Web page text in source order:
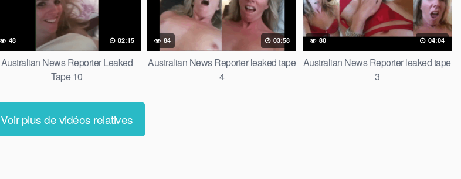
48 02:15
Australian News Reporter Leaked
Tape 10
84 03:58
Australian News Reporter leaked tape
4
80 04:04
Australian News Reporter leaked tape
3
Voir plus de vidéos relatives